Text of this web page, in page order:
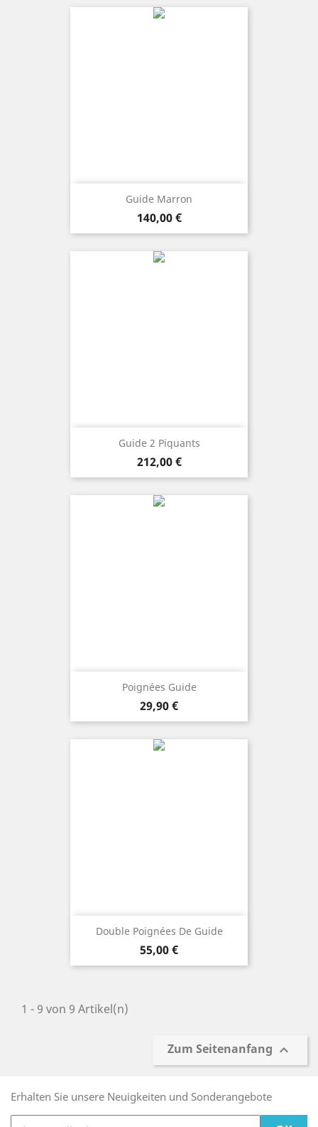
Guide Marron
Preis
140,00 €
Guide 2 Piquants
Preis
212,00 €
Poignées Guide
Preis
29,90 €
Double Poignées De Guide
Preis
55,00 €
1 - 9 von 9 Artikel(n)
Zum Seitenanfang 
Erhalten Sie unsere Neuigkeiten und Sonderangebote